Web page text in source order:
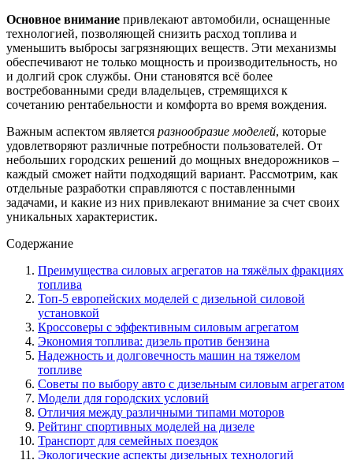
Основное внимание привлекают автомобили, оснащенные
технологией, позволяющей снизить расход топлива и
уменьшить выбросы загрязняющих веществ. Эти механизмы
обеспечивают не только мощность и производительность, но
и долгий срок службы. Они становятся всё более
востребованными среди владельцев, стремящихся к
сочетанию рентабельности и комфорта во время вождения.
Важным аспектом является разнообразие моделей, которые
удовлетворяют различные потребности пользователей. От
небольших городских решений до мощных внедорожников –
каждый сможет найти подходящий вариант. Рассмотрим, как
отдельные разработки справляются с поставленными
задачами, и какие из них привлекают внимание за счет своих
уникальных характеристик.
Содержание
Преимущества силовых агрегатов на тяжёлых фракциях
топлива
Топ-5 европейских моделей с дизельной силовой
установкой
Кроссоверы с эффективным силовым агрегатом
Экономия топлива: дизель против бензина
Надежность и долговечность машин на тяжелом
топливе
Советы по выбору авто с дизельным силовым агрегатом
Модели для городских условий
Отличия между различными типами моторов
Рейтинг спортивных моделей на дизеле
Транспорт для семейных поездок
Экологические аспекты дизельных технологий